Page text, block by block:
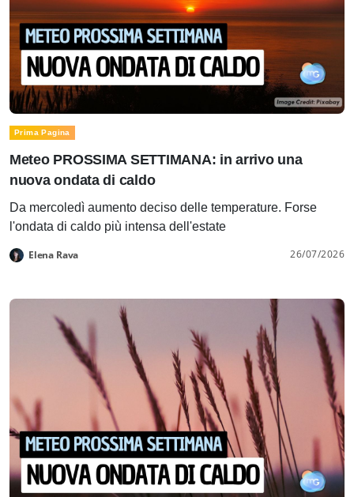
Prima Pagina
Meteo PROSSIMA SETTIMANA: in arrivo una
nuova ondata di caldo
Da mercoledì aumento deciso delle temperature. Forse
l'ondata di caldo più intensa dell'estate
Elena Rava 26/07/2026